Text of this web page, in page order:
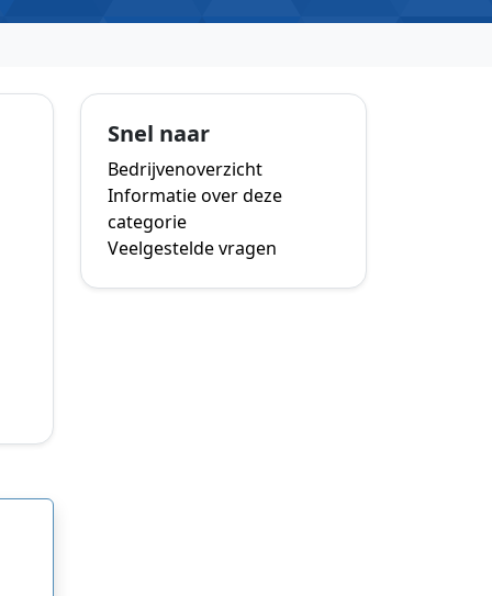
Snel naar
Bedrijvenoverzicht
Informatie over deze
categorie
Veelgestelde vragen